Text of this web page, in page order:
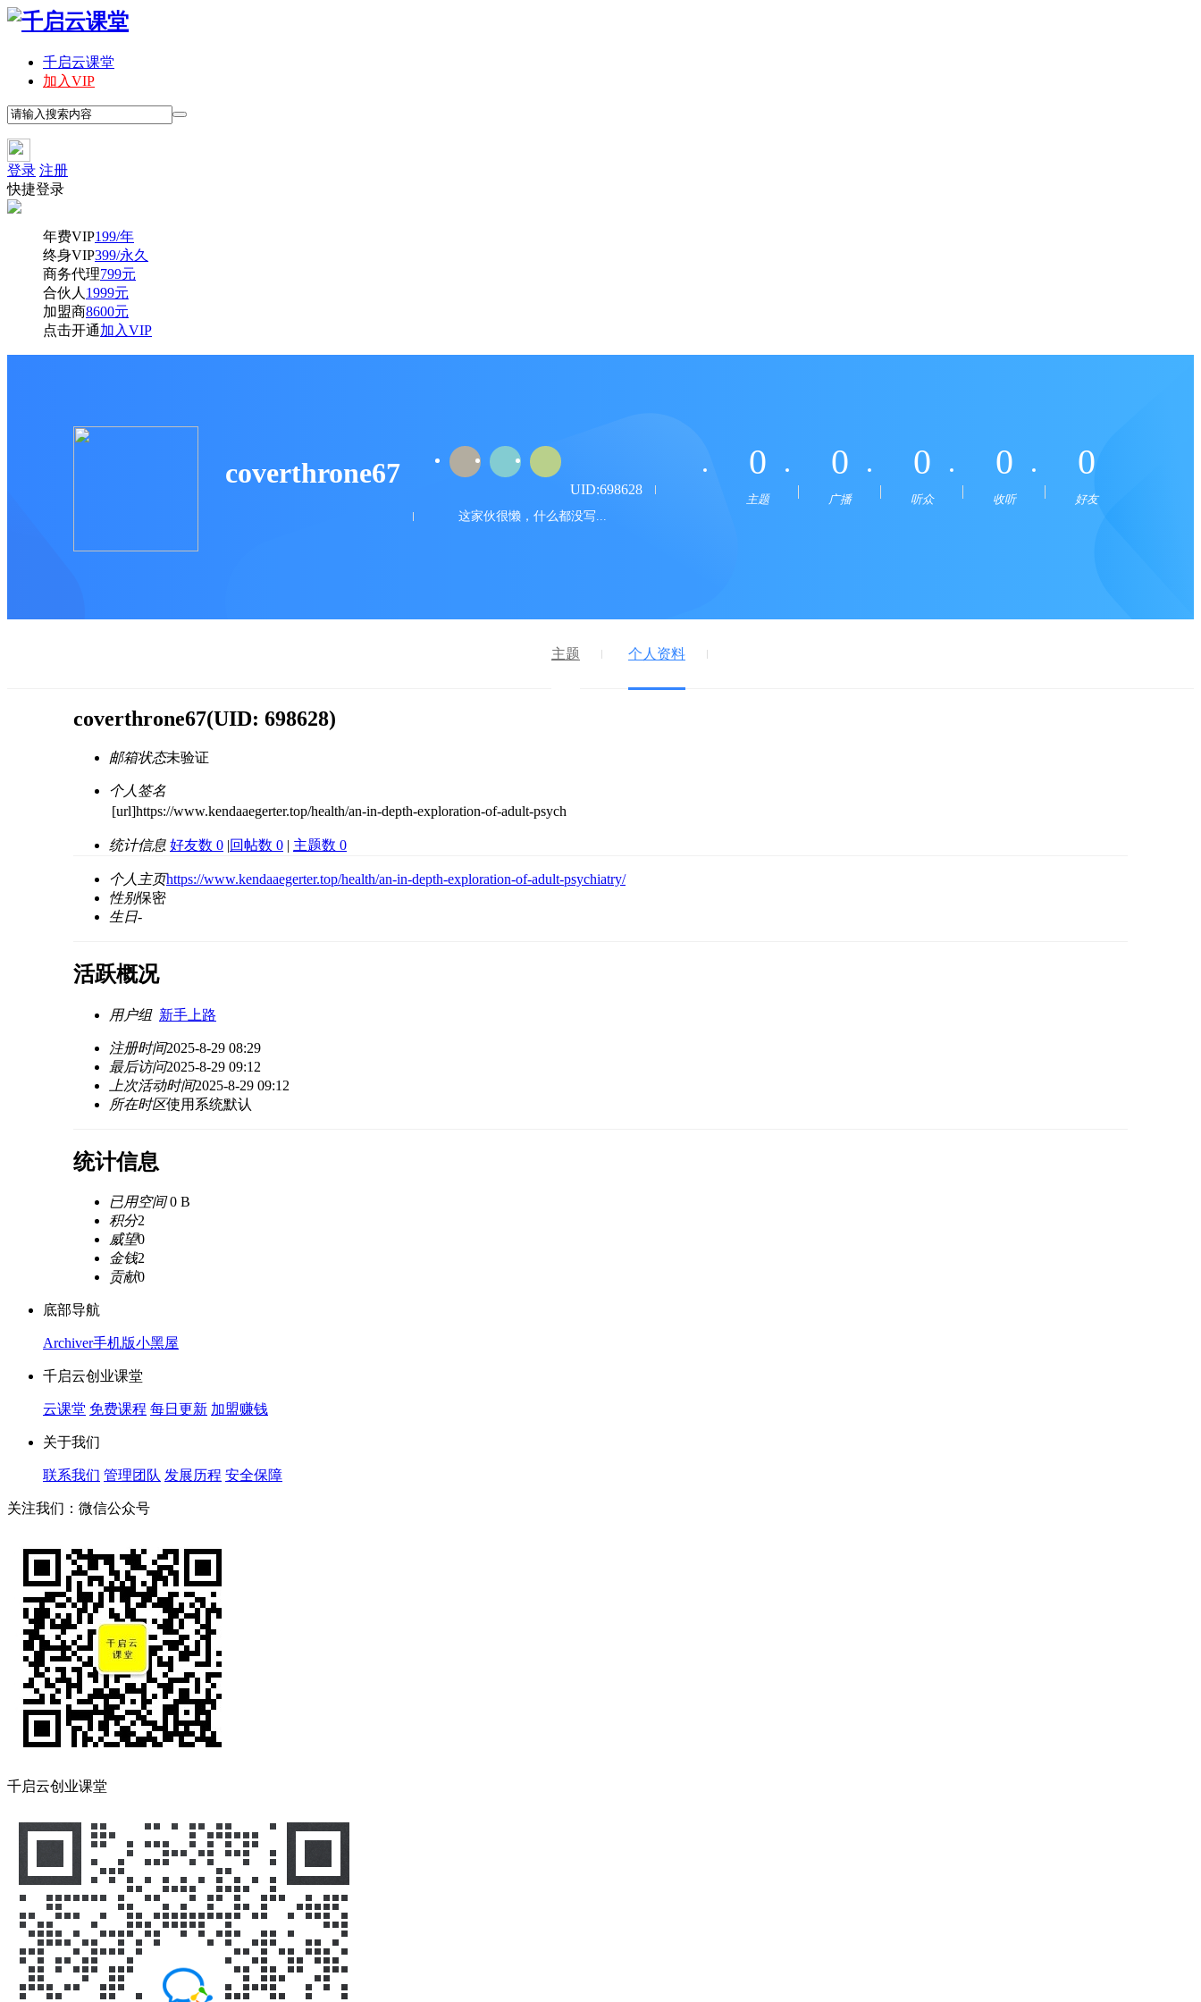
千启云课堂
加入VIP
登录 注册
快捷登录
年费VIP199/年
终身VIP399/永久
商务代理799元
合伙人 1999元
加盟商8600元
点击开通加入VIP
coverthrone67 UID:698628
这家伙很懒，什么都没写...
0
主题
0
广播
0
听众
0
收听
0
好友
主题 个人资料
coverthrone67(UID: 698628)
邮箱状态未验证
个人签名
[url]https://www.kendaaegerter.top/health/an-in-depth-exploration-of-adult-psych
统计信息 好友数 0 |回帖数 0 | 主题数 0
个人主页https://www.kendaaegerter.top/health/an-in-depth-exploration-of-adult-psychiatry/
性别保密
生日-
活跃概况
用户组 新手上路
注册时间2025-8-29 08:29
最后访问2025-8-29 09:12
上次活动时间2025-8-29 09:12
所在时区使用系统默认
统计信息
已用空间0 B
积分2
威望0
金钱2
贡献0
底部导航
Archiver手机版小黑屋
千启云创业课堂
云课堂 免费课程 每日更新 加盟赚钱
关于我们
联系我们 管理团队 发展历程 安全保障
关注我们：微信公众号
千启云创业课堂